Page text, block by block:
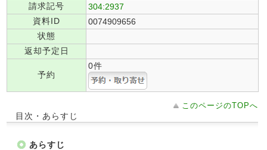
請求記号
304:2937
資料ID
0074909656
状態
返却予定日
予約
0件
このページのTOPへ
目次・あらすじ
あらすじ